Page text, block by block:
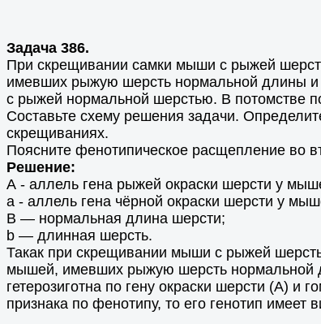
Задача 386.
При скрещивании самки мыши с рыжей
имевших рыжую шерсть нормальной длины и
с рыжей нормальной шерстью. В потомстве
Составьте схему решения задачи.
скрещиваниях.
Поясните фенотипическое расщепление во
Решение:
А - аллель гена рыжей окраски шерсти у
а - аллель гена чёрной окраски шерсти у
В — нормальная длина шерсти;
b — длинная шерсть.
Такак при скрещивании мыши с рыжей
мышей, имевших рыжую шерсть нормальной
гетерозиготна по гену окраски шерсти (А) и
признака по фенотипу, то его генотип имеет